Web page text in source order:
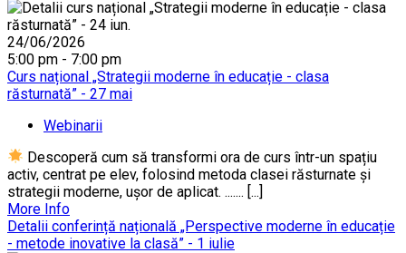
24/06/2026
5:00 pm - 7:00 pm
Curs național „Strategii moderne în educație - clasa
răsturnată” - 27 mai
Webinarii
Descoperă cum să transformi ora de curs într-un spațiu
activ, centrat pe elev, folosind metoda clasei răsturnate și
strategii moderne, ușor de aplicat. ....... [...]
More Info
Detalii conferință națională „Perspective moderne în educație
- metode inovative la clasă” - 1 iulie